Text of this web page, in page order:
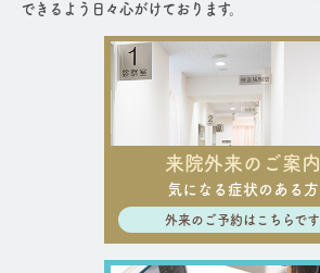
できるよう日々心がけております。
来院外来のご案内
気になる症状のある方
外来のご予約はこちらです